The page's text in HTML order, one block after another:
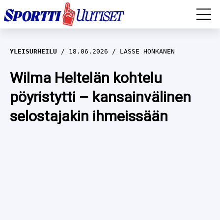
EM-YLEISURHEILU
JÄÄKIEKKO
YLEISURHEILU
WILMA HELTELÄ
TALVILAJIT
YLEISURHEILU 18.06.2026 LASSE HONKANEN
Wilma Heltelän kohtelu
pöyristytti – kansainvälinen
selostajakin ihmeissään